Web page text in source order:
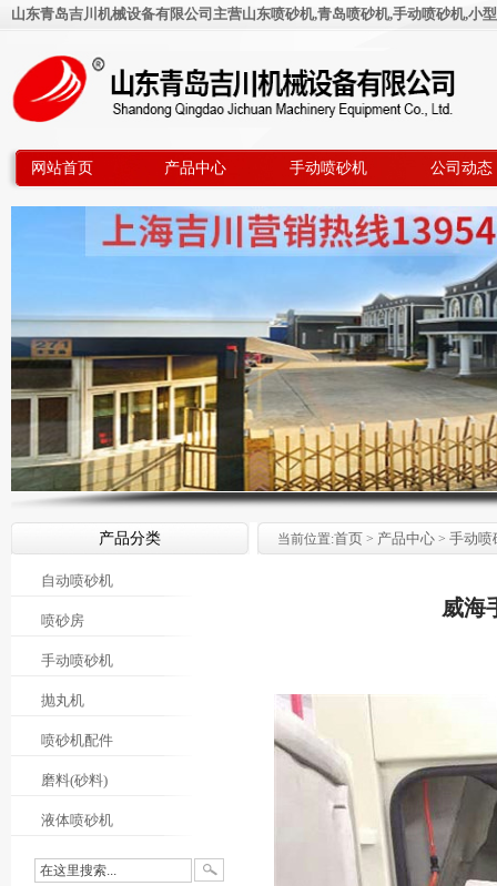
山东青岛吉川机械设备有限公司主营山东喷砂机,青岛喷砂机,手动喷砂机,小
网站首页 产品中心 手动喷砂机 公司动态
产品分类
自动喷砂机
喷砂房
手动喷砂机
抛丸机
喷砂机配件
磨料(砂料)
液体喷砂机
当前位置:首页 > 产品中心 > 手动喷
威海